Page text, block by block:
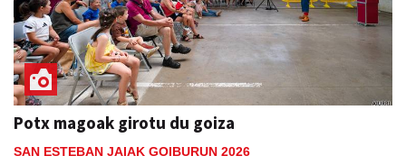
Potx magoak girotu du goiza
SAN ESTEBAN JAIAK GOIBURUN 2026